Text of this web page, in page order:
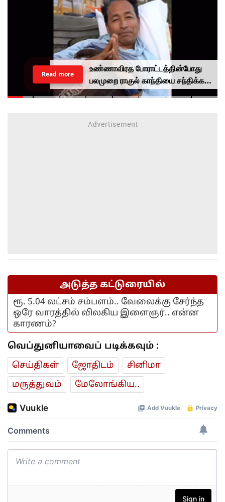
உண்ணாவிரத போராட்டத்தின்போது
பலமுறை ராகுல் காந்தியை சந்திக்க
முயன்றாரா சோனம் வாங்சுக்
Read more
அடுத்த கட்டுரையில்
ரூ. 5.04 லட்சம் சம்பளம்.. வேலைக்கு சேர்ந்த
ஒரே வாரத்தில் விலகிய இளைஞர்.. என்ன
காரணம்?
வெப்துனியாவைப் படிக்கவும் :
செய்திகள் ஜோ‌திட‌ம்
சினிமா
மரு‌த்துவ‌ம்
மேலோங்கிய..